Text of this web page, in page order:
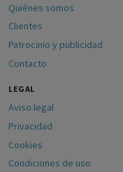
Quiénes somos
Clientes
Patrocinio y publicidad
Contacto
LEGAL
Aviso legal
Privacidad
Cookies
Condiciones de uso